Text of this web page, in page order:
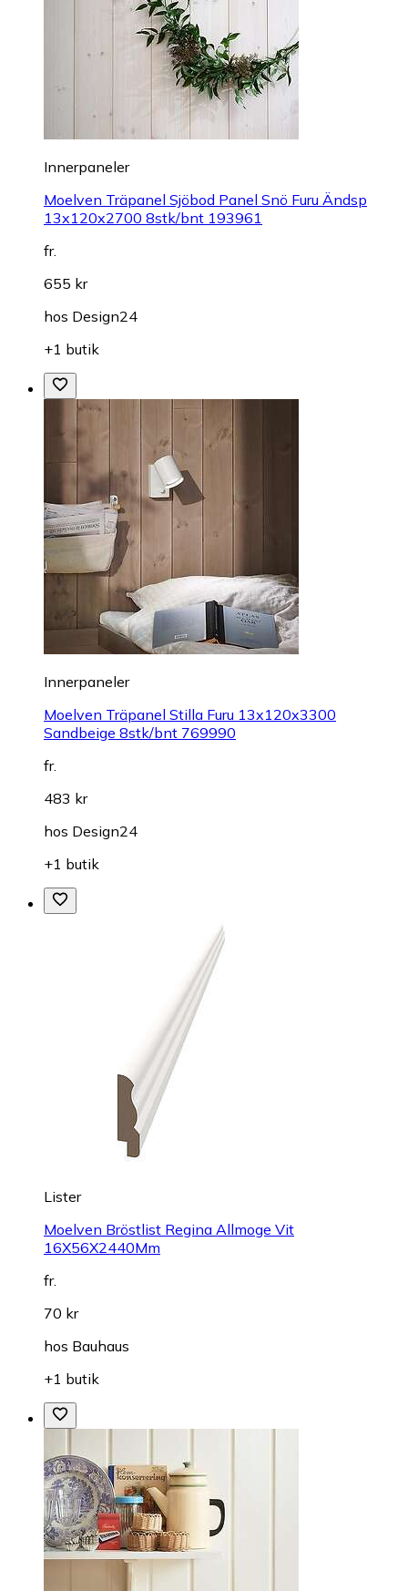
Innerpaneler
Moelven Träpanel Sjöbod Panel Snö Furu Ändsp
13x120x2700 8stk/bnt 193961
fr.
655 kr
hos Design24
+1 butik
Innerpaneler
Moelven Träpanel Stilla Furu 13x120x3300
Sandbeige 8stk/bnt 769990
fr.
483 kr
hos Design24
+1 butik
Lister
Moelven Bröstlist Regina Allmoge Vit
16X56X2440Mm
fr.
70 kr
hos Bauhaus
+1 butik